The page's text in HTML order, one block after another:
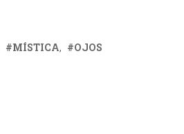
MÍSTICA OJOS